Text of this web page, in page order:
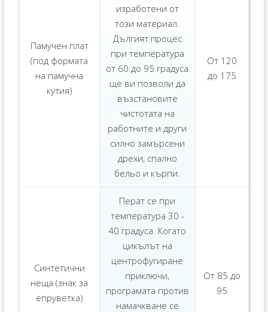
Памучен плат
(под формата
на памучна
кутия)
изработени от
този материал.
Дългият процес
при температура
от 60 до 95 градуса
ще ви позволи да
възстановите
чистотата на
работните и други
силно замърсени
дрехи, спално
бельо и кърпи.
От 120
до 175
Синтетични
неща (знак за
епруветка)
Перат се при
температура 30 -
40 градуса. Когато
цикълът на
центрофугиране
приключи,
програмата против
намачкване се
От 85 до
95